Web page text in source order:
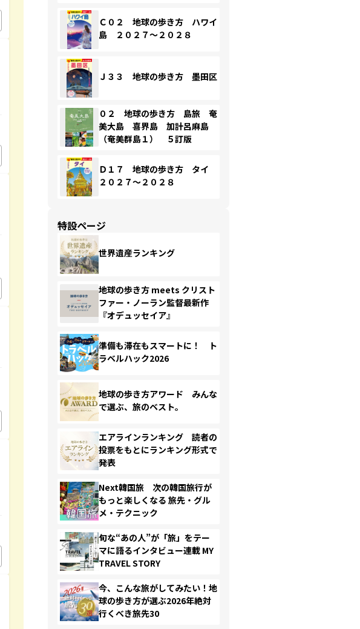
Ｃ０２ 地球の歩き方 ハワイ
島 ２０２７～２０２８
Ｊ３３ 地球の歩き方 墨田区
０２ 地球の歩き方 島旅 奄
美大島 喜界島 加計呂麻島
（奄美群島１） ５訂版
Ｄ１７ 地球の歩き方 タイ
２０２７～２０２８
特設ページ
世界遺産ランキング
地球の歩き方 meets クリスト
ファー・ノーラン監督最新作
『オデュッセイア』
準備も滞在もスマートに！ ト
ラベルハック2026
地球の歩き方アワード みんな
で選ぶ、旅のベスト。
エアラインランキング 読者の
投票をもとにランキング形式で
発表
Next韓国旅 次の韓国旅行が
もっと楽しくなる 旅先・グル
メ・テクニック
旬な“あの人”が「旅」をテー
マに語るインタビュー連載 MY
TRAVEL STORY
今、こんな旅がしてみたい！地
球の歩き方が選ぶ2026年絶対
行くべき旅先30